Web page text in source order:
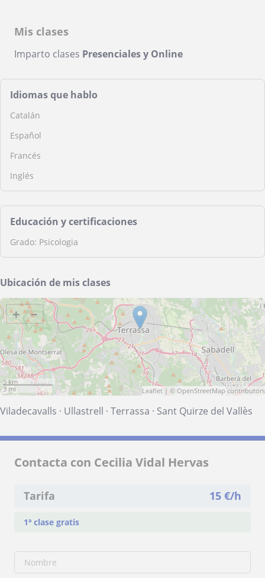
Mis clases
Imparto clases Presenciales y Online
Idiomas que hablo
Catalán
Español
Francés
Inglés
Educación y certificaciones
Grado: Psicologia
Ubicación de mis clases
+ −
5 km
3 mi
Leaflet | © OpenStreetMapcontributors
Viladecavalls · Ullastrell · Terrassa · Sant Quirze del Vallès
Contacta con Cecilia Vidal Hervas
Tarifa 15 €/h
1ª clase gratis